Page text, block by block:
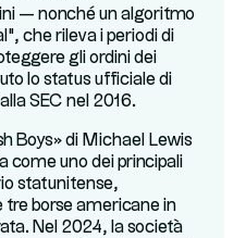
— nonché un algoritmo
che rileva i periodi di
gli ordini dei
lo status ufficiale di
SEC nel 2016.
Boys» di Michael Lewis
come uno dei principali
statunitense,
tre borse americane in
Nel 2024, la società